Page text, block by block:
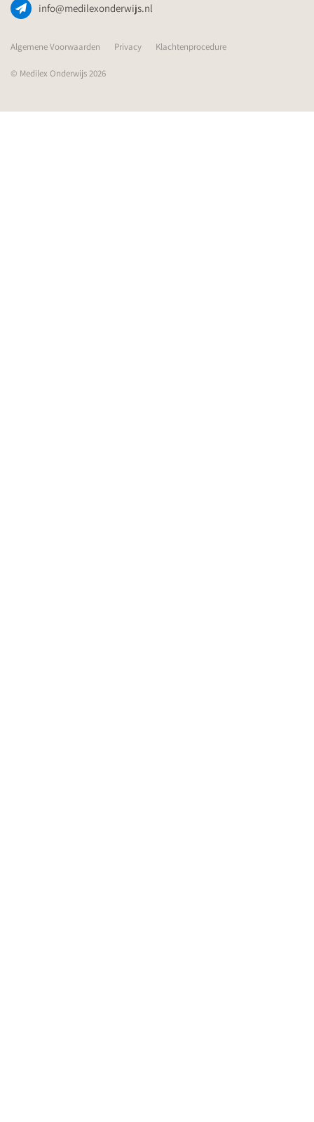
info@medilexonderwijs.nl
Algemene Voorwaarden Privacy Klachtenprocedure
© Medilex Onderwijs 2026